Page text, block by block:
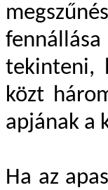
tekinteni,
közt
apjának a
Ha az